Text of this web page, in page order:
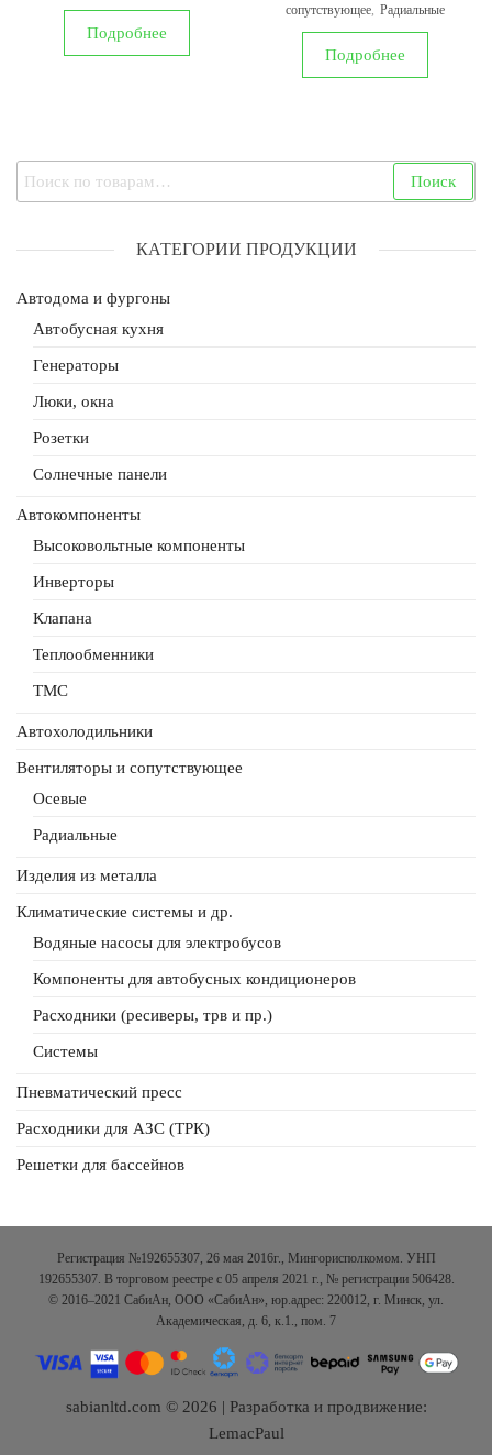
Подробнее
сопутствующее, Радиальные
Подробнее
Искать: Поиск
КАТЕГОРИИ ПРОДУКЦИИ
Автодома и фургоны
Автобусная кухня
Генераторы
Люки, окна
Розетки
Солнечные панели
Автокомпоненты
Высоковольтные компоненты
Инверторы
Клапана
Теплообменники
ТМС
Автохолодильники
Вентиляторы и сопутствующее
Осевые
Радиальные
Изделия из металла
Климатические системы и др.
Водяные насосы для электробусов
Компоненты для автобусных кондиционеров
Расходники (ресиверы, трв и пр.)
Системы
Пневматический пресс
Расходники для АЗС (ТРК)
Решетки для бассейнов
Регистрация №192655307, 26 мая 2016г., Мингорисполкомом. УНП
192655307. В торговом реестре с 05 апреля 2021 г., № регистрации 506428.
© 2016–2021 СабиАн, ООО «СабиАн», юр.адрес: 220012, г. Минск, ул.
Академическая, д. 6, к.1., пом. 7
sabianltd.com © 2026 | Разработка и продвижение:
LemacPaul